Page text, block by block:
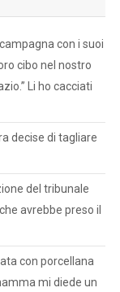
con i suoi
cibo nel nostro
Li ho cacciati
decise di tagliare
del tribunale
avrebbe preso il
con porcellana
mi diede un